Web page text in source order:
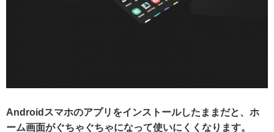
Androidスマホのアプリをインストールしたままだと、ホ
ーム画面がぐちゃぐちゃになって使いにくくなります。